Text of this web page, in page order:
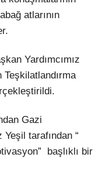
atlarının
Yardımcımız
Teşkilatlandırma
Gazi
tarafından “
başlıklı bir